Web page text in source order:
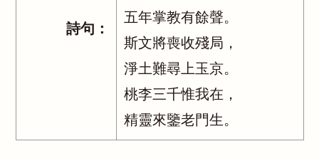
詩句：
五年掌教有餘聲。
斯文將喪收殘局，
淨土難尋上玉京。
桃李三千惟我在，
精靈來鑒老門生。